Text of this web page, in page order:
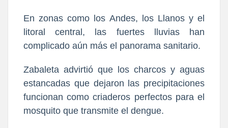
En zonas como los Andes, los Llanos y el
litoral central, las fuertes lluvias han
complicado aún más el panorama sanitario.
Zabaleta advirtió que los charcos y aguas
estancadas que dejaron las precipitaciones
funcionan como criaderos perfectos para el
mosquito que transmite el dengue.